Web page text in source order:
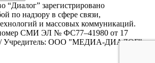
“Диалог” зарегистрировано
по надзору в сфере связи,
и массовых коммуникаций.
СМИ ЭЛ № ФС77–41980 от 17
/ Учредитель: ООО "МЕДИА-ДИАЛОГ"